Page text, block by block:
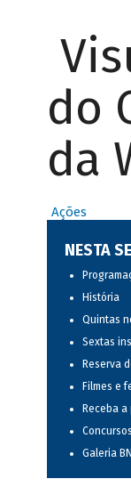
do
da
Ações
NESTA
História
Quintas
Sextas
Reserva
Filmes e
Receba
Galeria